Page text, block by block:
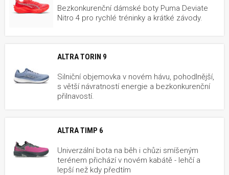
Bezkonkurenční dámské boty Puma Deviate
Nitro 4 pro rychlé tréninky a krátké závody.
ALTRA TORIN 9
Silniční objemovka v novém hávu, pohodlnější,
s větší návratností energie a bezkonkurenční
přilnavostí.
ALTRA TIMP 6
Univerzální bota na běh i chůzi smíšeným
terénem přichází v novém kabátě - lehčí a
lepší než kdy předtím